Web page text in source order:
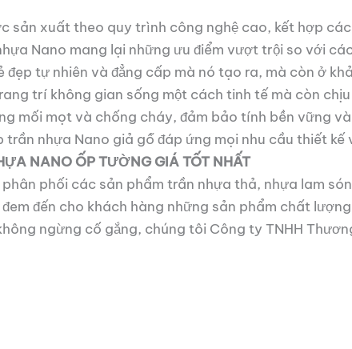
sản xuất theo quy trình công nghệ cao, kết hợp
Nano mang lại những ưu điểm vượt trội so với
tự nhiên và đẳng cấp mà nó tạo ra, mà còn ở
trí không gian sống một cách tinh tế mà còn
mối mọt và chống cháy, đảm bảo tính bền vững
nhựa Nano giả gỗ đáp ứng mọi nhu cầu thiết
NANO ỐP TƯỜNG GIÁ TỐT NHẤT
phối các sản phẩm trần nhựa thả, nhựa lam
đến cho khách hàng những sản phẩm chất
ngừng cố gắng, chúng tôi Công ty TNHH